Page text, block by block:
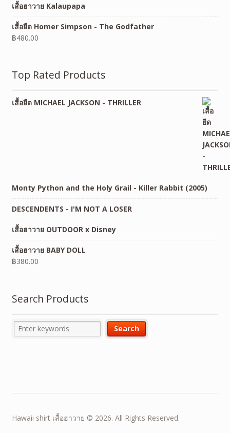
เสื้อฮาวาย Kalaupapa
เสื้อยืด Homer Simpson - The Godfather
฿480.00
Top Rated Products
เสื้อยืด MICHAEL JACKSON - THRILLER
Monty Python and the Holy Grail - Killer Rabbit (2005)
DESCENDENTS - I'M NOT A LOSER
เสื้อฮาวาย OUTDOOR x Disney
เสื้อฮาวาย BABY DOLL
฿380.00
Search Products
Hawaii shirt เสื้อฮาวาย © 2026. All Rights Reserved.